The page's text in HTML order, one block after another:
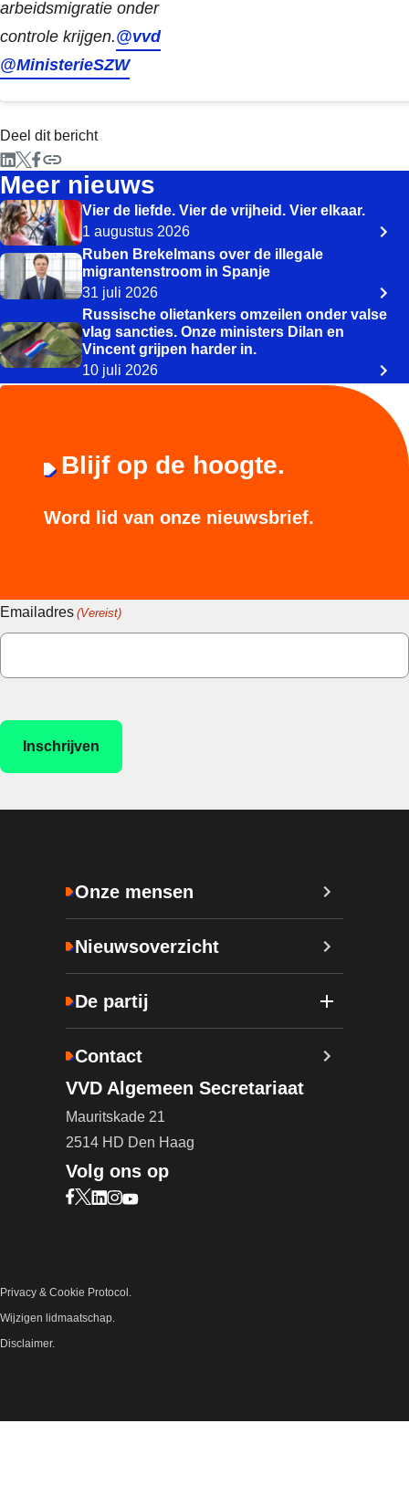
arbeidsmigratie onder
controle krijgen.@vvd
@MinisterieSZW
Deel dit bericht
Meer nieuws
Vier de liefde. Vier de vrijheid. Vier elkaar.
1 augustus 2026
Ruben Brekelmans over de illegale
migrantenstroom in Spanje
31 juli 2026
Russische olietankers omzeilen onder valse
vlag sancties. Onze ministers Dilan en
Vincent grijpen harder in.
10 juli 2026
Blijf op de hoogte.
Word lid van onze nieuwsbrief.
Emailadres (Vereist)
Onze mensen
Nieuwsoverzicht
De partij
Contact
VVD Algemeen Secretariaat
Mauritskade 21
2514 HD Den Haag
Volg ons op
Bezoek onze Facebook pagina (opent in nieuw
Bezoek onze X pagina (opent in nieuw tabblad)
Bezoek onze LinkedIn pagina (opent in nieuw
Bezoek onze Instagram pagina (opent in
Bezoek onze YouTube pagina (opent in
Privacy & Cookie Protocol.
Wijzigen lidmaatschap.
Disclaimer.